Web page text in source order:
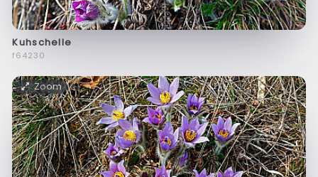
Kuhschelle
f64230
Zoom